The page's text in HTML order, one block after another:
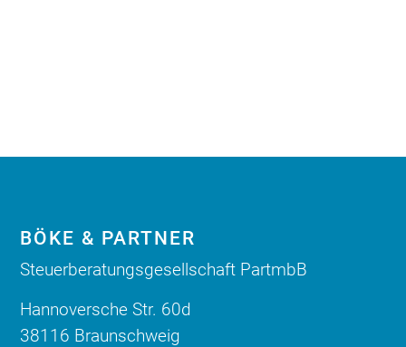
BÖKE & PARTNER
Steuerberatungsgesellschaft PartmbB
Hannoversche Str. 60d
38116 Braunschweig